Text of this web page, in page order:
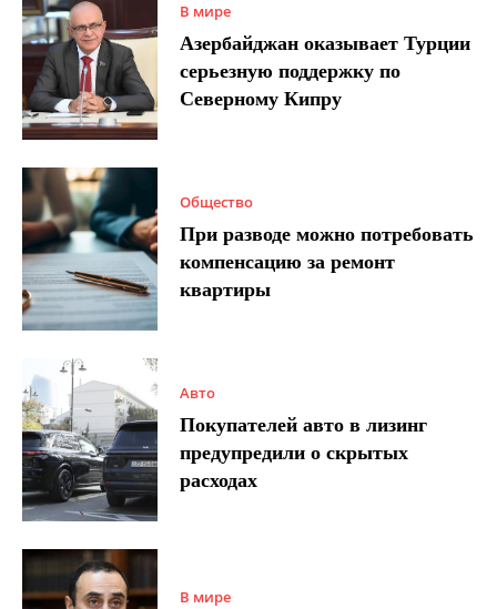
В мире
Азербайджан оказывает Турции
серьезную поддержку по
Северному Кипру
Общество
При разводе можно потребовать
компенсацию за ремонт
квартиры
Авто
Покупателей авто в лизинг
предупредили о скрытых
расходах
В мире